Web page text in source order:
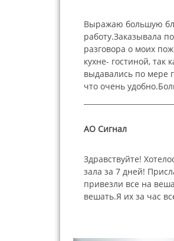
Выражаю большую
работу.Заказывала
разговора о моих
кухне- гостиной,
выдавались по мере
что очень
АО Сигнал
Здравствуйте!
зала за 7 дней!
привезли все на
вешать.Я их за час